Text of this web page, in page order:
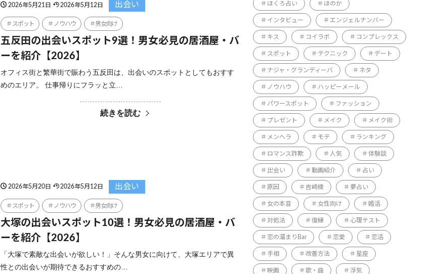
2026年5月21日 2026年5月12日 出会い
スポット ノウハウ 男女向け
五反田の出会いスポット9選！男女必見の居酒屋・バ
ーを紹介【2026】
オフィス街と繁華街で賑わう五反田は、出会いのスポットとしてもおすす
めのエリア。 仕事帰りにフラッと立…
続きを読む
2026年5月20日 2026年5月12日 出会い
スポット ノウハウ 男女向け
大塚の出会いスポット10選！男女必見の居酒屋・バ
ーを紹介【2026】
「大塚で素敵な出会いが欲しい！」そんな男女に向けて、大塚エリアで異
性との出会いが期待できるおすすめの…
ほくろ占い ほのか
インタビュー エンジェルナンバー
キス コイラボ コンプレックス
スポット テクニック デート
ナジャ・グランディーバ ネタ
ノウハウ ハッピーメール
パワースポット ファッション
プレゼント メイク メイク術
メンヘラ モテ ランキング
ロマンス詐欺 人気 体験談
出会い 動画紹介 占い
原因 吉崎綾 夢占い
女の本音 女性向け 婚活
対処法 復縁 心理テスト
恋の溜まりBar 恋愛 恋活
手相 改善方法 星座
映画 歌・曲 浮気